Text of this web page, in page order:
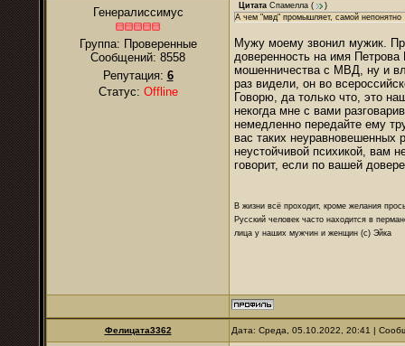
Генералиссимус
Группа: Проверенные
Сообщений: 8558
Репутация: 6
Статус: Offline
Цитата Спамелла (
)
А чем "мвд" промышляет, самой непонятно
Мужу моему звонил мужик.
доверенность на имя
мошенничества с МВД, ну и
раз видели, он во
Говорю, да только что, это
некогда мне с вами
немедленно передайте ему
вас таких неуравновешенных
неустойчивой психикой, вам
говорит, если по вашей
В жизни всё проходит, кроме желания
Русский человек часто находится в
лица у наших мужчин и женщин (с) Эйка
Фелицата3362 Дата: Среда, 05.10.2022, 20:41 |